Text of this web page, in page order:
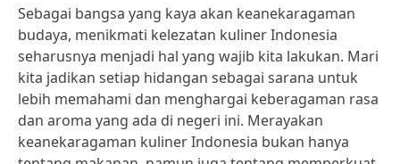
Sebagai bangsa yang kaya akan keanekaragaman
budaya, menikmati kelezatan kuliner Indonesia
seharusnya menjadi hal yang wajib kita lakukan. Mari
kita jadikan setiap hidangan sebagai sarana untuk
lebih memahami dan menghargai keberagaman rasa
dan aroma yang ada di negeri ini. Merayakan
keanekaragaman kuliner Indonesia bukan hanya